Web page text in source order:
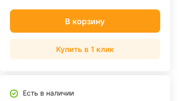
В корзину
Купить в 1 клик
Есть в наличии